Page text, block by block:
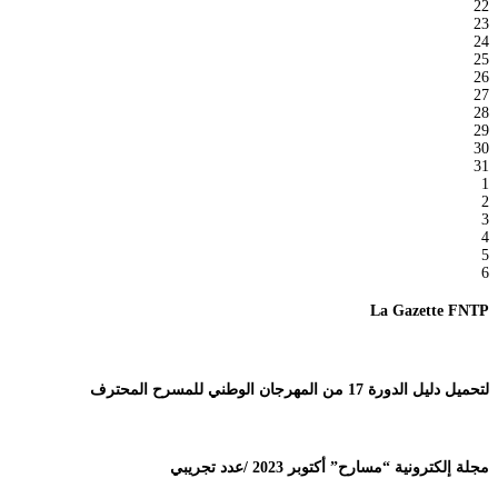
22
23
24
25
26
27
28
29
30
31
1
2
3
4
5
6
La Gazette FNTP
لتحميل دليل الدورة 17 من المهرجان الوطني للمسرح المحترف
مجلة إلكترونية “مسارح” أكتوبر 2023 /عدد تجريبي